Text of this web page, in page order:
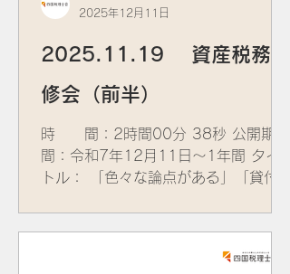
2025.11.19 資産税務研
修会（前半）
時 間：2時間00分 38秒 公開期
間：令和7年12月11日～1年間 タイ
トル： 「色々な論点がある」「貸付金
2025年12月11日